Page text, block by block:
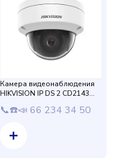
Камера видеонаблюдения
HIKVISION IP DS 2 CD2143
встроенным микрофоном
📞☎️📣 66 234 34 50